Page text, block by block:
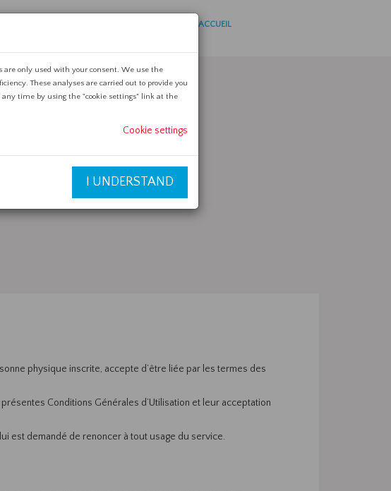
are only used with your consent. We use the
These analyses are carried out to provide you
time by using the "cookie settings" link at the
Cookie settings
I UNDERSTAND
ACCUEIL
physique inscrite, accepte d’être liée par les termes des
Conditions Générales d’Utilisation et leur acceptation
est demandé de renoncer à tout usage du service.